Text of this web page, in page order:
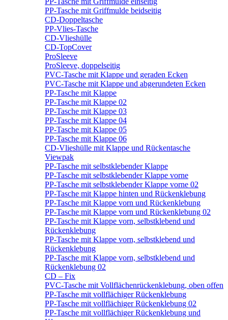
PP-Tasche mit Griffmulde beidseitig
CD-Doppeltasche
PP-Vlies-Tasche
CD-Vlieshülle
CD-TopCover
ProSleeve
ProSleeve, doppelseitig
PVC-Tasche mit Klappe und geraden Ecken
PVC-Tasche mit Klappe und abgerundeten Ecken
PP-Tasche mit Klappe
PP-Tasche mit Klappe 02
PP-Tasche mit Klappe 03
PP-Tasche mit Klappe 04
PP-Tasche mit Klappe 05
PP-Tasche mit Klappe 06
CD-Vlieshülle mit Klappe und Rückentasche
Viewpak
PP-Tasche mit selbstklebender Klappe
PP-Tasche mit selbstklebender Klappe vorne
PP-Tasche mit selbstklebender Klappe vorne 02
PP-Tasche mit Klappe hinten und Rückenklebung
PP-Tasche mit Klappe vorn und Rückenklebung
PP-Tasche mit Klappe vorn und Rückenklebung 02
PP-Tasche mit Klappe vorn, selbstklebend und
Rückenklebung
PP-Tasche mit Klappe vorn, selbstklebend und
Rückenklebung
PP-Tasche mit Klappe vorn, selbstklebend und
Rückenklebung 02
CD – Fix
PVC-Tasche mit Vollflächenrückenklebung, oben offen
PP-Tasche mit vollflächiger Rückenklebung
PP-Tasche mit vollflächiger Rückenklebung 02
PP-Tasche mit vollflächiger Rückenklebung und